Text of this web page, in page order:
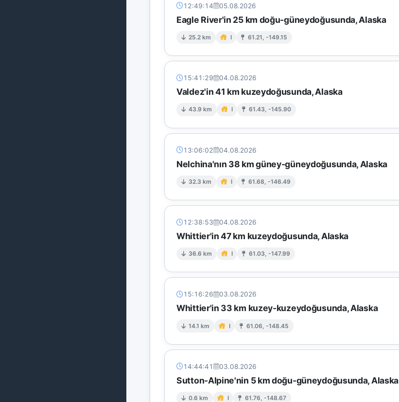
12:49:14 05.08.2026
Eagle River'in 25 km doğu-güneydoğusunda, Alaska
25.2 km I 61.21, -149.15
15:41:29 04.08.2026
Valdez'in 41 km kuzeydoğusunda, Alaska
43.9 km I 61.43, -145.90
13:06:02 04.08.2026
Nelchina'nın 38 km güney-güneydoğusunda, Alaska
32.3 km I 61.68, -146.49
12:38:53 04.08.2026
Whittier'in 47 km kuzeydoğusunda, Alaska
36.6 km I 61.03, -147.99
15:16:26 03.08.2026
Whittier'in 33 km kuzey-kuzeydoğusunda, Alaska
14.1 km I 61.06, -148.45
14:44:41 03.08.2026
Sutton-Alpine'nin 5 km doğu-güneydoğusunda, Alaska
0.6 km I 61.76, -148.67